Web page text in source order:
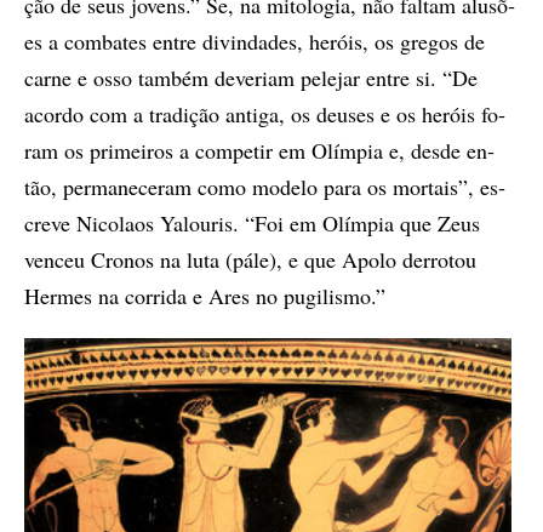
es a com­ba­tes en­tre di­vin­da­des, he­róis, os gre­gos de
car­ne e osso tam­bém de­ve­ri­am pe­le­jar en­tre si. “De
acor­do com a tra­di­ção an­ti­ga, os deu­ses e os he­róis fo­
ram os pri­mei­ros a com­­pe­tir em Olím­pia e, des­de en­
tão, per­ma­ne­ce­ram co­mo mo­de­lo para os mor­tais”, es­
cre­ve Ni­co­laos Ya­lou­ris. “Foi em Olím­pia que Zeus
ven­ceu Cro­nos na luta (pále), e que Apo­lo der­ro­tou
Her­mes na cor­ri­da e Ares no pu­gi­lis­mo.”